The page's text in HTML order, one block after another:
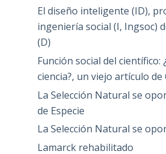
El diseño inteligente (ID),
ingeniería social (I, Ingsoc)
(D)
Función social del científico:
ciencia?, un viejo artículo de
La Selección Natural se
de Especie
La Selección Natural se
Lamarck rehabilitado